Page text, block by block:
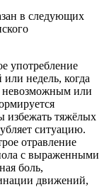
в следующих
употребление
или недель, когда
невозможным или
избежать тяжёлых
ситуацию.
отравление
с выраженными
боль,
движений,